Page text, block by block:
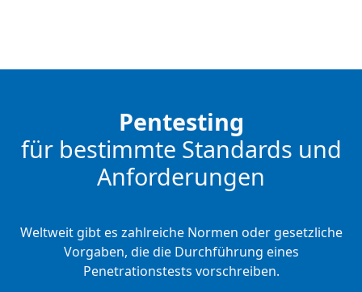
Pentesting
für bestimmte Standards und
Anforderungen
Weltweit gibt es zahlreiche Normen oder gesetzliche
Vorgaben, die die Durchführung eines
Penetrationstests vorschreiben.